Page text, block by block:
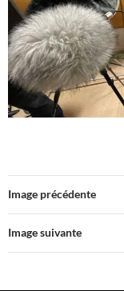
Image précédente
Image suivante